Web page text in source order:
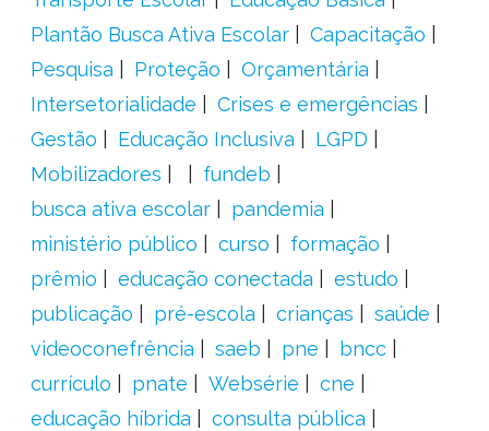
Plantão Busca Ativa Escolar
Capacitação
Pesquisa
Proteção
Orçamentária
Intersetorialidade
Crises e emergências
Gestão
Educação Inclusiva
LGPD
Mobilizadores
fundeb
busca ativa escolar
pandemia
ministério público
curso
formação
prêmio
educação conectada
estudo
publicação
pré-escola crianças
saúde
videoconefrência
saeb pne
bncc
currículo
pnate Websérie
cne
educação híbrida
consulta pública